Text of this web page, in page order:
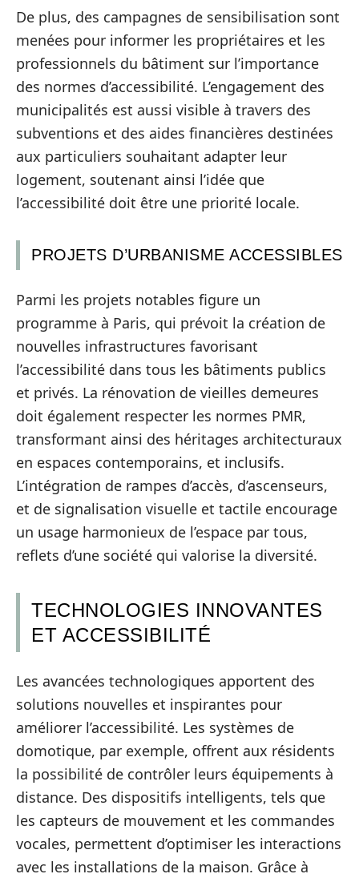
De plus, des campagnes de sensibilisation sont
menées pour informer les propriétaires et les
professionnels du bâtiment sur l’importance
des normes d’accessibilité. L’engagement des
municipalités est aussi visible à travers des
subventions et des aides financières destinées
aux particuliers souhaitant adapter leur
logement, soutenant ainsi l’idée que
l’accessibilité doit être une priorité locale.
PROJETS D’URBANISME ACCESSIBLES
Parmi les projets notables figure un
programme à Paris, qui prévoit la création de
nouvelles infrastructures favorisant
l’accessibilité dans tous les bâtiments publics
et privés. La rénovation de vieilles demeures
doit également respecter les normes PMR,
transformant ainsi des héritages architecturaux
en espaces contemporains, et inclusifs.
L’intégration de rampes d’accès, d’ascenseurs,
et de signalisation visuelle et tactile encourage
un usage harmonieux de l’espace par tous,
reflets d’une société qui valorise la diversité.
TECHNOLOGIES INNOVANTES
ET ACCESSIBILITÉ
Les avancées technologiques apportent des
solutions nouvelles et inspirantes pour
améliorer l’accessibilité. Les systèmes de
domotique, par exemple, offrent aux résidents
la possibilité de contrôler leurs équipements à
distance. Des dispositifs intelligents, tels que
les capteurs de mouvement et les commandes
vocales, permettent d’optimiser les interactions
avec les installations de la maison. Grâce à